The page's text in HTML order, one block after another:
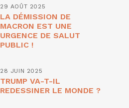
29 AOÛT 2025
LA DÉMISSION DE
MACRON EST UNE
URGENCE DE SALUT
PUBLIC !
28 JUIN 2025
TRUMP VA-T-IL
REDESSINER LE MONDE ?